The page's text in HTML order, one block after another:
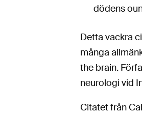
dödens
Detta vackra
många
the brain.
neurologi vid
Citatet från